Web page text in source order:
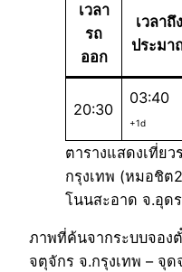
เวลา
รถ
ออก
เวลาถึง
ประมา
20:30
03:40
+1d
ตารางแสดงเที่ยว
กรุงเทพ (หมอชิต
โนนสะอาด จ.อุด
ภาพที่ค้นจากระบบจอง
จตุจักร จ.กรุงเทพ – จุ